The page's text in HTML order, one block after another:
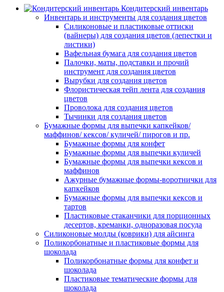
Кондитерский инвентарь
Инвентарь и инструменты для создания цветов
Силиконовые и пластиковые оттиски
(вайнеры) для создания цветов (лепестки и
листики)
Вафельная бумага для создания цветов
Палочки, маты, подставки и прочий
инструмент для создания цветов
Вырубки для создания цветов
Флористическая тейп лента для создания
цветов
Проволока для создания цветов
Тычинки для создания цветов
Бумажные формы для выпечки капкейков/
маффинов/ кексов/ куличей/ пирогов и пр.
Бумажные формы для конфет
Бумажные формы для выпечки куличей
Бумажные формы для выпечки кексов и
маффинов
Ажурные бумажные формы-воротнички для
капкейков
Бумажные формы для выпечки кексов и
тартов
Пластиковые стаканчики для порционных
десертов, креманки, одноразовая посуда
Силиконовые молды (коврики) для айсинга
Поликорбонатные и пластиковые формы для
шоколада
Поликорбонатные формы для конфет и
шоколада
Пластиковые тематические формы для
шоколада